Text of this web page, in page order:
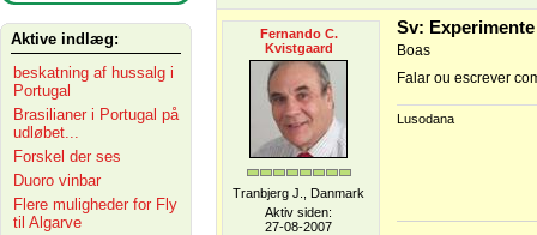
Aktive indlæg:
beskatning af hussalg i
Portugal
Brasilianer i Portugal på
udløbet...
Forskel der ses
Duoro vinbar
Flere muligheder for Fly
til Algarve
Fernando C.
Kvistgaard
Tranbjerg J., Danmark
Aktiv siden:
27-08-2007
Sv:
Boas
Falar ou escrever
Lusodana